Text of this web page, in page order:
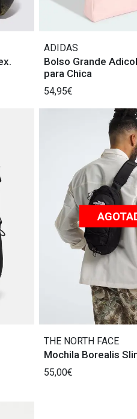
ADIDAS
Bolso Grande
para Chica
54,95€
THE NORTH FACE
Mochila Borealis
55,00€